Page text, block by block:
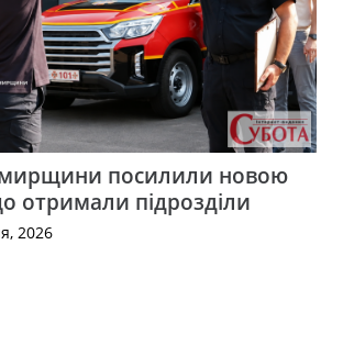
посилили новою
отримали підрозділи
2026